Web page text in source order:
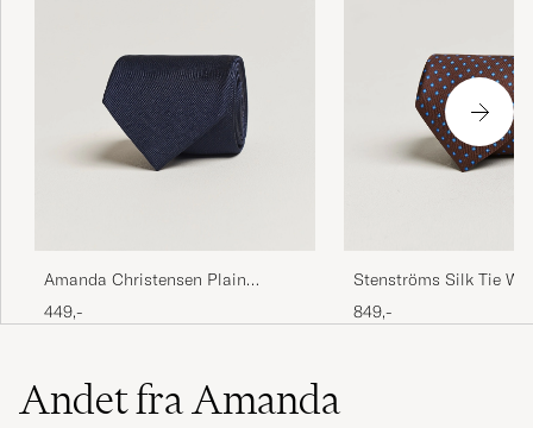
Amanda Christensen Plain
Classic Tie 8 cm Navy
449,-
Stenströms Silk Tie
849,-
Andet fra Amanda